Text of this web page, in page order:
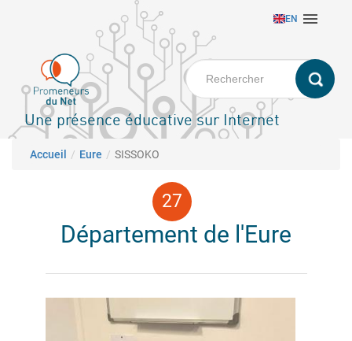
principal
EN 
Une présence éducative sur Internet
Fil d'Ariane
Accueil Eure SISSOKO
Département de l'Eure